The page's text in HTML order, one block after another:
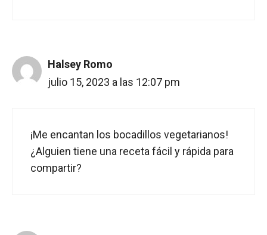
Halsey Romo
julio 15, 2023 a las 12:07 pm
¡Me encantan los bocadillos vegetarianos!
¿Alguien tiene una receta fácil y rápida para
compartir?